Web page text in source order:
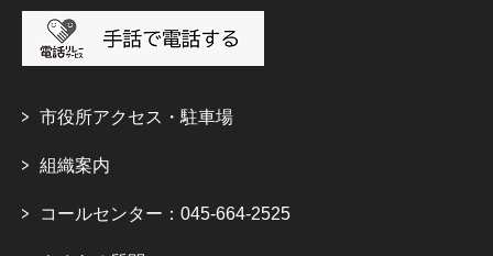
市役所アクセス・駐車場
組織案内
コールセンター：045-664-2525